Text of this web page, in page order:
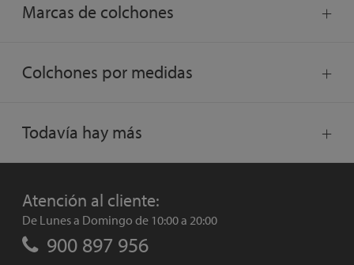
Marcas de colchones
Colchones por medidas
Todavía hay más
Atención al cliente:
De Lunes a Domingo de 10:00 a 20:00
900 897 956